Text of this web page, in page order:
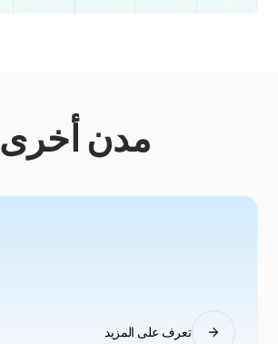
مدن أخرى
تعرف على المزيد